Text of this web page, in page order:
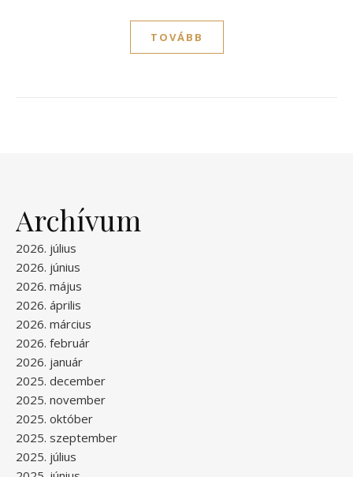
TOVÁBB
Archívum
2026. július
2026. június
2026. május
2026. április
2026. március
2026. február
2026. január
2025. december
2025. november
2025. október
2025. szeptember
2025. július